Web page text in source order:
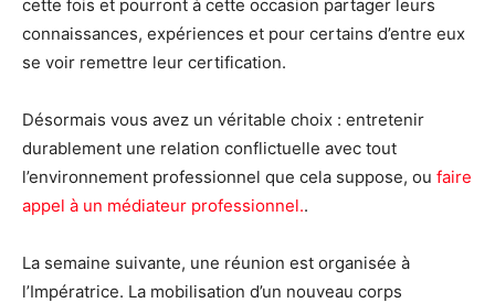
cette fois et pourront à cette occasion partager leurs
connaissances, expériences et pour certains d’entre eux
se voir remettre leur certification.
Désormais vous avez un véritable choix : entretenir
durablement une relation conflictuelle avec tout
l’environnement professionnel que cela suppose, ou faire
appel à un médiateur professionnel..
La semaine suivante, une réunion est organisée à
l’Impératrice. La mobilisation d’un nouveau corps